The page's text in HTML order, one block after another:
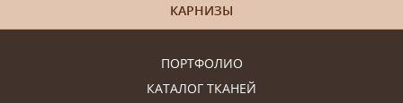
ПОРТФОЛИО
КАТАЛОГ ТКАНЕЙ
КАРНИЗЫ